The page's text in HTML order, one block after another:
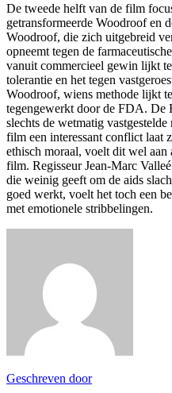
De tweede helft van de film
getransformeerde Woodroof en
Woodroof, die zich uitgebreid
opneemt tegen de
vanuit commercieel gewin lijkt
tolerantie en het tegen
Woodroof, wiens methode lijkt
tegengewerkt door de FDA. De
slechts de wetmatig
film een interessant conflict laat
ethisch moraal, voelt dit wel aan
film. Regisseur Jean-Marc
die weinig geeft om de aids
goed werkt, voelt het toch een
met emotionele stribbelingen.
Geschreven door